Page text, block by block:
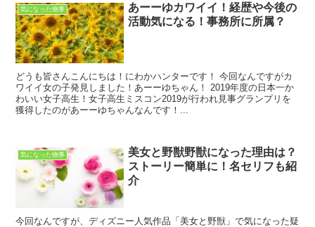
気になった物事
あーーゆカワイイ！経歴や今後の
活動気になる！事務所に所属？
どうも皆さんこんにちは！にわかハンターです！ 今回なんですがカ
ワイイ女の子発見しました！あーーゆちゃん！ 2019年度の日本一か
わいい女子高生！女子高生ミスコン2019が行われ見事グランプリを
獲得したのがあーーゆちゃんなんです！...
気になった物事
美女と野獣野獣になった理由は？
ストーリー簡単に！名セリフも紹
介
今回なんですが、ディズニー人気作品「美女と野獣」で気になった疑